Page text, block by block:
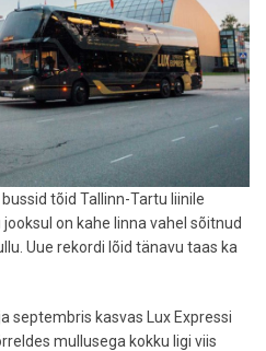
tõid Tallinn-Tartu liinile
on kahe linna vahel sõitnud
Uue rekordi lõid tänavu taas ka
septembris kasvas Lux Expressi
mullusega kokku ligi viis